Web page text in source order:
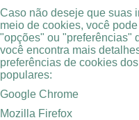
Caso não deseje que suas
meio de cookies, você
"opções" ou "preferências"
você encontra mais
preferências de cookies
populares:
Google Chrome
Mozilla Firefox